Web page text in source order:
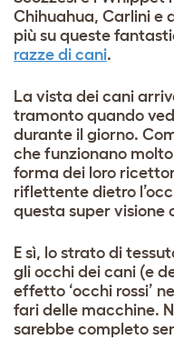
Chihuahua, Carlini e
più su queste
razze di cani.
La vista dei cani
tramonto quando
durante il giorno.
che funzionano
forma dei loro
riflettente dietro
questa super visione
E sì, lo strato di
gli occhi dei cani (e
effetto ‘occhi rossi’
fari delle macchine.
sarebbe completo